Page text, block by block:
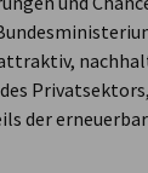
der